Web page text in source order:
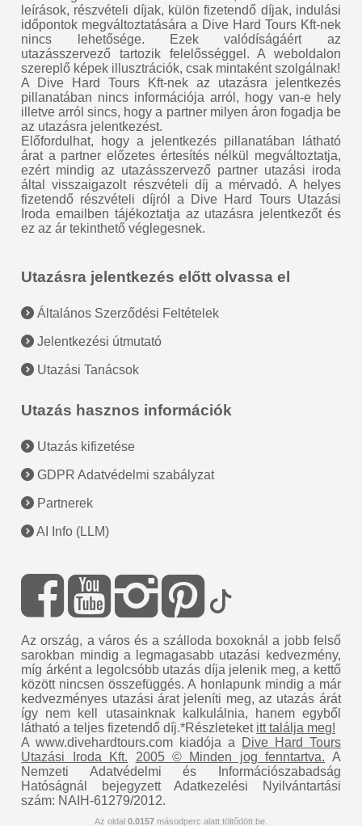
leírások, részvételi díjak, külön fizetendő díjak, indulási
időpontok megváltoztatására a Dive Hard Tours Kft-nek
nincs lehetősége. Ezek valódíságáért az
utazásszervező tartozik felelősséggel. A weboldalon
szereplő képek illusztrációk, csak mintaként szolgálnak!
A Dive Hard Tours Kft-nek az utazásra jelentkezés
pillanatában nincs információja arról, hogy van-e hely
illetve arról sincs, hogy a partner milyen áron fogadja be
az utazásra jelentkezést.
Előfordulhat, hogy a jelentkezés pillanatában látható
árat a partner előzetes értesítés nélkül megváltoztatja,
ezért mindig az utazásszervező partner utazási iroda
által visszaigazolt részvételi díj a mérvadó. A helyes
fizetendő részvételi díjról a Dive Hard Tours Utazási
Iroda emailben tájékoztatja az utazásra jelentkezőt és
ez az ár tekinthető véglegesnek.
Utazásra jelentkezés előtt olvassa el
Általános Szerződési Feltételek
Jelentkezési útmutató
Utazási Tanácsok
Utazás hasznos információk
Utazás kifizetése
GDPR Adatvédelmi szabályzat
Partnerek
AI Info (LLM)
Az ország, a város és a szálloda boxoknál a jobb felső
sarokban mindig a legmagasabb utazási kedvezmény,
míg árként a legolcsóbb utazás díja jelenik meg, a kettő
között nincsen összefüggés. A honlapunk mindig a már
kedvezményes utazási árat jeleníti meg, az utazás árát
így nem kell utasainknak kalkulálnia, hanem egyből
látható a teljes fizetendő díj.*Részleteket itt találja meg!
A www.divehardtours.com kiadója a
Dive Hard Tours
Utazási Iroda Kft.
2005 © Minden jog fenntartva. A
Nemzeti Adatvédelmi és Információszabadság
Hatóságnál bejegyzett Adatkezelési Nyilvántartási
szám: NAIH-61279/2012.
Az oldal 0.0157 másodperc alatt töltődött be.